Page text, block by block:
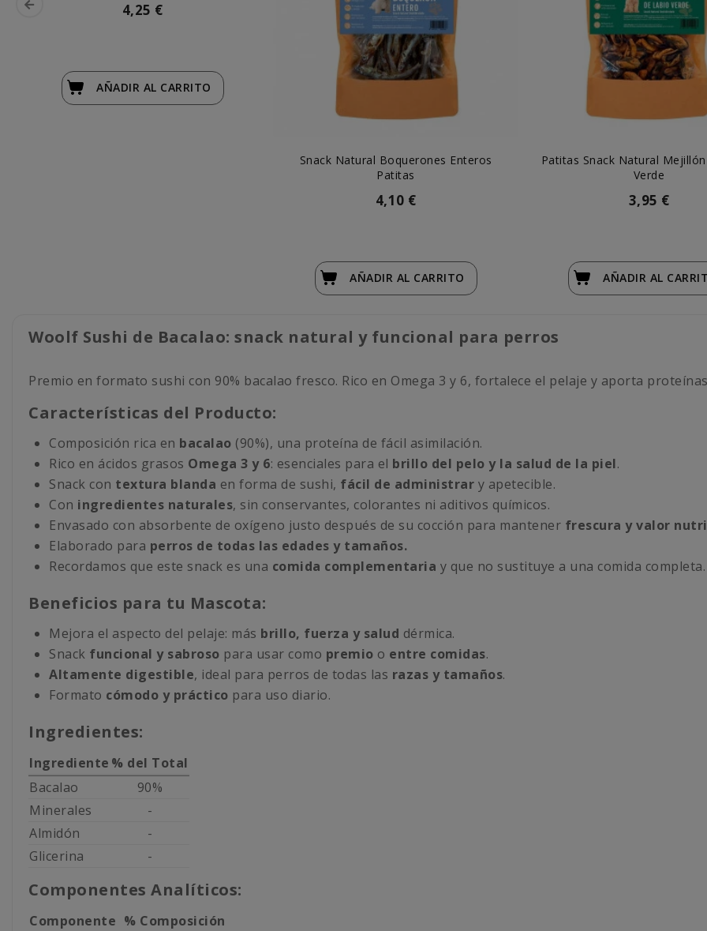
4,25 €
AÑADIR AL CARRITO
Snack Natural Boquerones Enteros
Patitas
4,10 €
AÑADIR AL CARRITO
Patitas Snack Natural
Verde
3,95 €
AÑADIR AL
Woolf Sushi de Bacalao: snack natural y funcional para perros
Premio en formato sushi con 90% bacalao fresco. Rico en Omega 3 y 6, fortalece el pelaje y aporta
Características del Producto:
Composición rica en bacalao (90%), una proteína de fácil asimilación.
Rico en ácidos grasos Omega 3 y 6: esenciales para el brillo del pelo y la salud de la piel.
Snack con textura blanda en forma de sushi, fácil de administrar y apetecible.
Con ingredientes naturales, sin conservantes, colorantes ni aditivos químicos.
Envasado con absorbente de oxígeno justo después de su cocción para mantener frescura y valor
Elaborado para perros de todas las edades y tamaños.
Recordamos que este snack es una comida complementaria y que no sustituye a una comida completa.
Beneficios para tu Mascota:
Mejora el aspecto del pelaje: más brillo, fuerza y salud dérmica.
Snack funcional y sabroso para usar como premio o entre comidas.
Altamente digestible, ideal para perros de todas las razas y tamaños.
Formato cómodo y práctico para uso diario.
Ingredientes:
Ingrediente % del Total
Bacalao
90%
Minerales
-
Almidón
-
Glicerina
-
Componentes Analíticos:
Componente % Composición